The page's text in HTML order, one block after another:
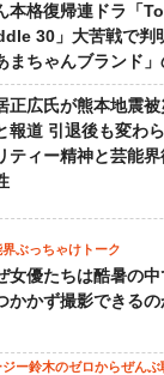
本格復帰連ドラ「
30」大苦戦で判
まちゃんブランド
正広氏が熊本地震
報道 引退後も変わ
ティー精神と芸能
ぶっちゃけトーク
女優たちは酷暑の
かかず撮影できるの
ジー鈴木のゼロからぜんぶ